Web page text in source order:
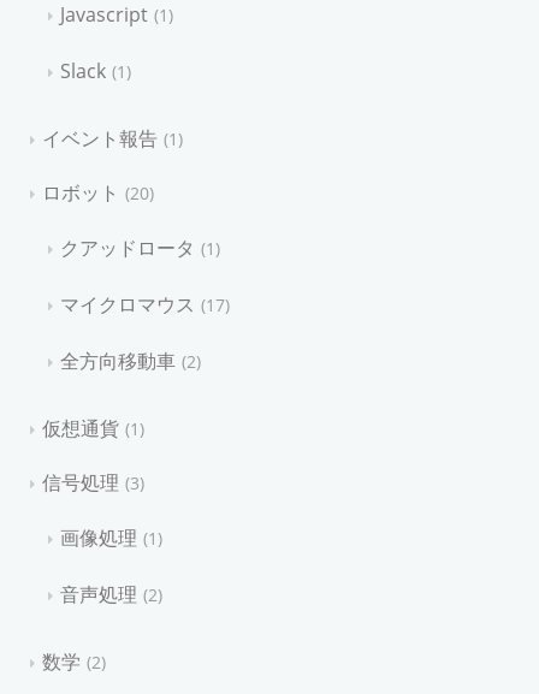
Javascript 1
Slack 1
イベント報告 1
ロボット 20
クアッドロータ 1
マイクロマウス 17
全方向移動車 2
仮想通貨 1
信号処理 3
画像処理 1
音声処理 2
数学 2